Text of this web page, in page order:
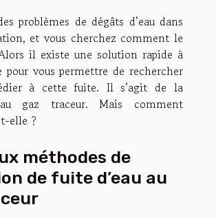
problèmes de dégâts d’eau dans
et vous cherchez comment le
il existe une solution rapide à
pour vous permettre de rechercher
à cette fuite. Il s’agit de la
gaz traceur. Mais comment
elle ?
méthodes de
de fuite d’eau au